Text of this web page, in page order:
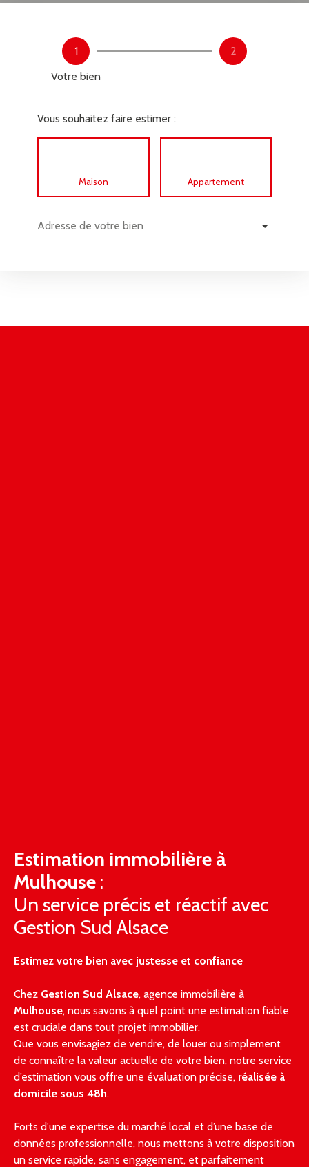
1
Votre bien
2
Vous souhaitez faire estimer :
Maison Appartement
Adresse de votre bien
Estimation immobilière à
Mulhouse :
Un service précis et réactif avec
Gestion Sud Alsace
Estimez votre bien avec justesse et confiance
Chez Gestion Sud Alsace, agence immobilière à
Mulhouse, nous savons à quel point une estimation fiable
est cruciale dans tout projet immobilier.
Que vous envisagiez de vendre, de louer ou simplement
de connaître la valeur actuelle de votre bien, notre service
d’estimation vous offre une évaluation précise, réalisée à
domicile sous 48h.
Forts d'une expertise du marché local et d’une base de
données professionnelle, nous mettons à votre disposition
un service rapide, sans engagement, et parfaitement